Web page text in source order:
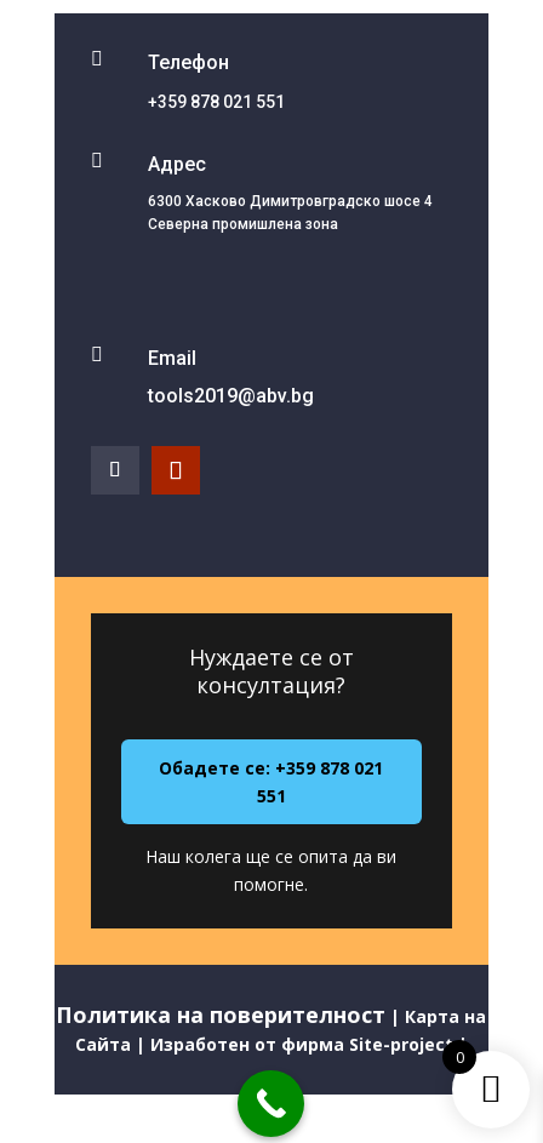
 Телефон
+359 878 021 551
 Адрес
6300 Хасково Димитровградско шосе 4
Северна промишлена зона

Email
tools2019@abv.bg
Нуждаете се от
консултация?
Обадете се: +359 878 021
551
Наш колега ще се опита да ви
помогне.
Политика на поверителност | Карта на
Сайта | Изработен от фирма Site-project|
0